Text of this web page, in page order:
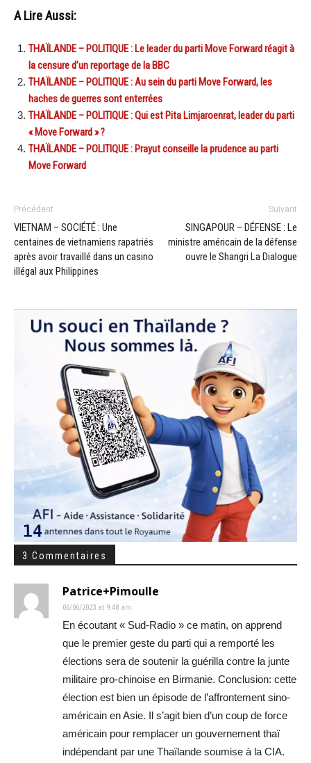
A Lire Aussi:
THAÏLANDE – POLITIQUE : Le leader du parti Move Forward réagit à
la censure d’un reportage de la BBC
THAÏLANDE – POLITIQUE : Au sein du parti Move Forward, les
haches de guerres sont enterrées
THAÏLANDE – POLITIQUE : Qui est Pita Limjaroenrat, leader du parti
« Move Forward » ?
THAÏLANDE – POLITIQUE : Prayut conseille la prudence au parti
Move Forward
Précédent
VIETNAM – SOCIÉTÉ : Une
centaines de vietnamiens rapatriés
après avoir travaillé dans un casino
illégal aux Philippines
Suivant
SINGAPOUR – DÉFENSE : Le
ministre américain de la défense
ouvre le Shangri La Dialogue
3 Commentaires
Patrice+Pimoulle
06/06/2023 at 9:48 am
En écoutant « Sud-Radio » ce matin, on apprend
que le premier geste du parti qui a remporté les
élections sera de soutenir la guérilla contre la junte
militaire pro-chinoise en Birmanie. Conclusion: cette
élection est bien un épisode de l’affrontement sino-
américain en Asie. Il s’agit bien d’un coup de force
américain pour remplacer un gouvernement thaï
indépendant par une Thaïlande soumise à la CIA.